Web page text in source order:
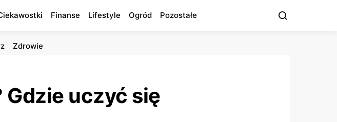
Finanse Lifestyle Ogród Pozostałe
Zdrowie
Gdzie uczyć się